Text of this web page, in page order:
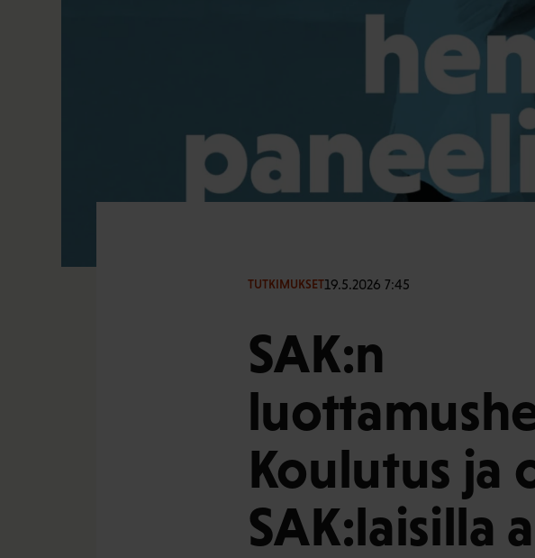
TUTKIMUKSET19.5.2026 7:45
SAK:n
Koulutus ja
SAK:laisilla